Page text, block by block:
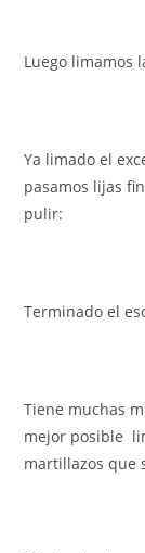
Luego limamos
Ya limado el
pasamos lijas
pulir:
Terminado el
Tiene muchas
mejor posible
martillazos que